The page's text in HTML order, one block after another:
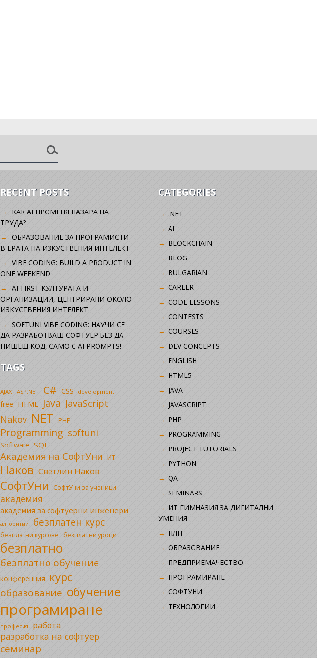
RECENT POSTS
КАК AI ПРОМЕНЯ ПАЗАРА НА
ТРУДА?
ОБРАЗОВАНИЕ ЗА ПРОГРАМИСТИ
В ЕРАТА НА ИЗКУСТВЕНИЯ ИНТЕЛЕКТ
VIBE CODING: BUILD A PRODUCT IN
ONE WEEKEND
AI-FIRST КУЛТУРАТА И
ОРГАНИЗАЦИИ, ЦЕНТРИРАНИ ОКОЛО
ИЗКУСТВЕНИЯ ИНТЕЛЕКТ
SOFTUNI VIBE CODING: НАУЧИ СЕ
ДА РАЗРАБОТВАШ СОФТУЕР БЕЗ ДА
ПИШЕШ КОД, САМО С AI PROMPTS!
TAGS
AJAX ASP.NET C# CSS development
free HTML Java JavaScript
Nakov NET PHP
Programming softuni
Software SQL
Академия на СофтУни ИТ
Наков Светлин Наков
СофтУни СофтУни за ученици
академия
академия за софтуерни инженери
алгоритми безплатен курс
безплатни курсове безплатни уроци
безплатно
безплатно обучение
конференция курс
образование обучение
програмиране
професия работа
разработка на софтуер
семинар
CATEGORIES
.NET
AI
BLOCKCHAIN
BLOG
BULGARIAN
CAREER
CODE LESSONS
CONTESTS
COURSES
DEV CONCEPTS
ENGLISH
HTML5
JAVA
JAVASCRIPT
PHP
PROGRAMMING
PROJECT TUTORIALS
PYTHON
QA
SEMINARS
ИТ ГИМНАЗИЯ ЗА ДИГИТАЛНИ
УМЕНИЯ
НЛП
ОБРАЗОВАНИЕ
ПРЕДПРИЕМАЧЕСТВО
ПРОГРАМИРАНЕ
СОФТУНИ
ТЕХНОЛОГИИ